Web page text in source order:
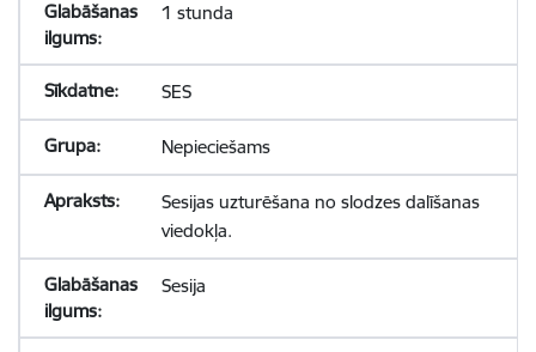
1 stunda
SES
Nepieciešams
Sesijas uzturēšana no slodzes dalīšanas
viedokļa.
Sesija